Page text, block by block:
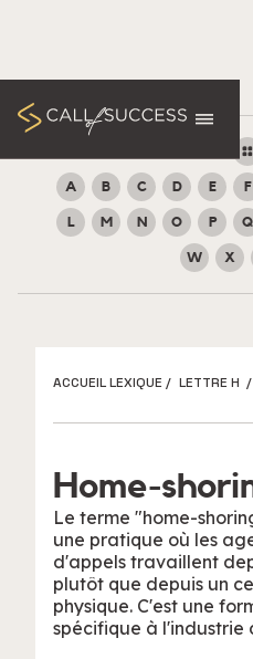
A B C D E F
L M N O P Q
W X
ACCUEIL LEXIQUE / LETTRE H /
Home-
Le terme "home-
une pratique où les
d'appels travaillent
plutôt que depuis un
physique. C'est une
spécifique à l'industrie